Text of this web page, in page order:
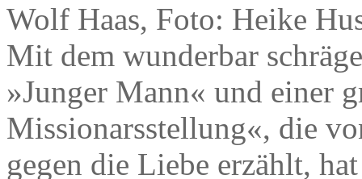
Wolf Haas, Foto: Heike
Mit dem wunderbar
»Junger Mann« und einer
Missionarsstellung«, die
gegen die Liebe erzählt,